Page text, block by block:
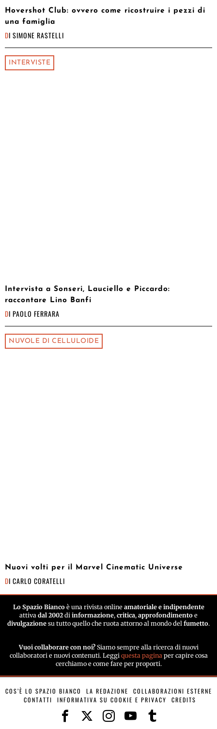
Hovershot Club: ovvero come ricostruire i pezzi di
una famiglia
DI SIMONE RASTELLI
INTERVISTE
Intervista a Sonseri, Lauciello e Piccardo:
raccontare Lino Banfi
DI PAOLO FERRARA
NUVOLE DI CELLULOIDE
Nuovi volti per il Marvel Cinematic Universe
DI CARLO CORATELLI
Lo Spazio Biancoè una rivista online amatoriale e indipendente
attiva dal 2002 di informazione, critica, approfondimento e
divulgazione su tutto quello che ruota attorno al mondo del fumetto.
Vuoi collaborare con noi? Siamo sempre alla ricerca di nuovi
collaboratori e nuovi contenuti. Leggi questa paginaper capire cosa
cerchiamo e come fare per proporti.
COS’È LO SPAZIO BIANCO LA REDAZIONE
COLLABORAZIONI ESTERNE
CONTATTI
INFORMATIVA SU COOKIE E PRIVACY CREDITS